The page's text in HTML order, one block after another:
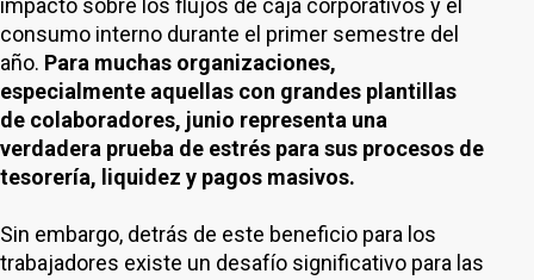
impacto sobre los flujos de caja corporativos y el
consumo interno durante el primer semestre del
año. Para muchas organizaciones,
especialmente aquellas con grandes plantillas
de colaboradores, junio representa una
verdadera prueba de estrés para sus procesos de
tesorería, liquidez y pagos masivos.
Sin embargo, detrás de este beneficio para los
trabajadores existe un desafío significativo para las